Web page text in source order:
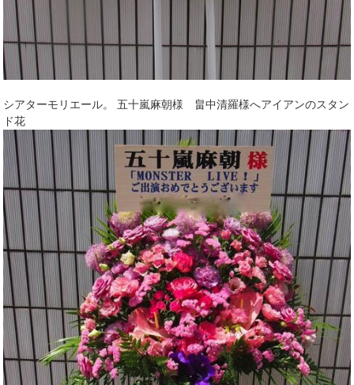
シアターモリエール。 五十嵐麻朝様 畠中清羅様へアイアンのスタン
ド花